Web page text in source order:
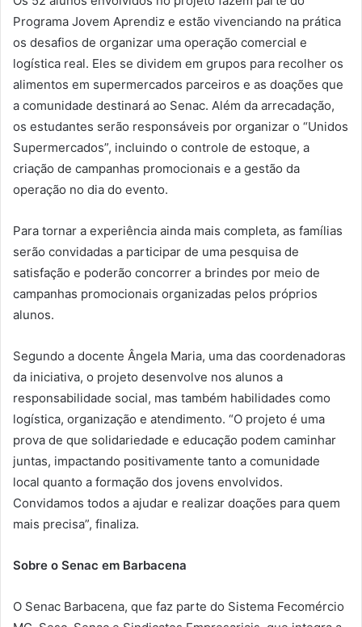
Programa Jovem Aprendiz e estão vivenciando na prática
os desafios de organizar uma operação comercial e
logística real. Eles se dividem em grupos para recolher os
alimentos em supermercados parceiros e as doações que
a comunidade destinará ao Senac. Além da arrecadação,
os estudantes serão responsáveis por organizar o “Unidos
Supermercados”, incluindo o controle de estoque, a
criação de campanhas promocionais e a gestão da
operação no dia do evento.
Para tornar a experiência ainda mais completa, as famílias
serão convidadas a participar de uma pesquisa de
satisfação e poderão concorrer a brindes por meio de
campanhas promocionais organizadas pelos próprios
alunos.
Segundo a docente Ângela Maria, uma das coordenadoras
da iniciativa, o projeto desenvolve nos alunos a
responsabilidade social, mas também habilidades como
logística, organização e atendimento. “O projeto é uma
prova de que solidariedade e educação podem caminhar
juntas, impactando positivamente tanto a comunidade
local quanto a formação dos jovens envolvidos.
Convidamos todos a ajudar e realizar doações para quem
mais precisa”, finaliza.
Sobre o Senac em Barbacena
O Senac Barbacena, que faz parte do Sistema Fecomércio